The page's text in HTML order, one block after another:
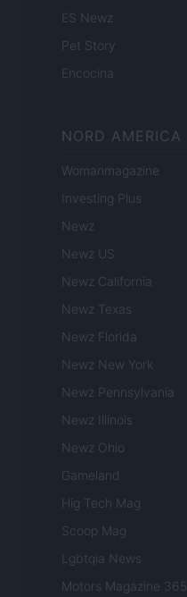
ES Newz
Pet Story
Encocina
NORD AMERICA
Womanmagazine
Investing Plus
Newz
Newz US
Newz California
Newz Texas
Newz Florida
Newz New York
Newz Pennsylvania
Newz Illinois
Newz Ohio
Gameland
Hig Tech Mag
Scoop Mag
Lgbtqia News
Motors Magazine 365